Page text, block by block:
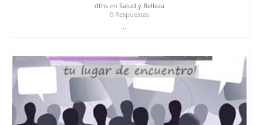
dfnsen Salud y Belleza
0 Respuestas
...